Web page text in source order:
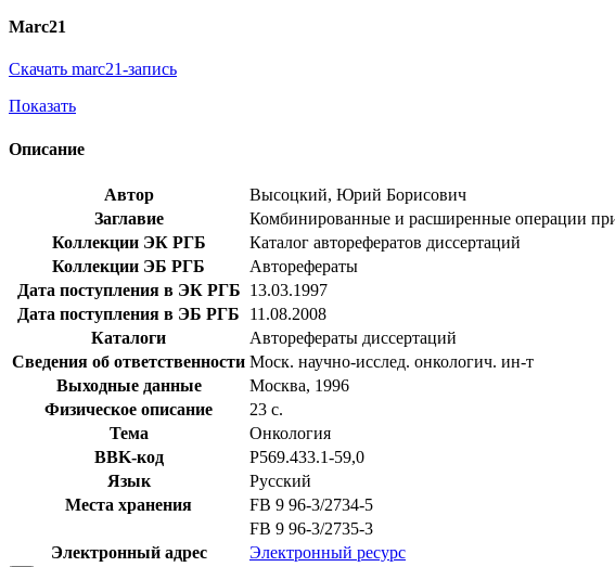
Marc21
Скачать marc21-запись
Показать
Описание
Автор
Высоцкий, Юрий Борисович
Заглавие
Комбинированные и расширенные операции
Коллекции ЭК РГБ
Каталог авторефератов диссертаций
Коллекции ЭБ РГБ
Авторефераты
Дата поступления в ЭК РГБ 13.03.1997
Дата поступления в ЭБ РГБ
11.08.2008
Каталоги
Авторефераты диссертаций
Сведения об ответственности Моск. научно-исслед. онкологич. ин-т
Выходные данные
Москва, 1996
Физическое описание
23 с.
Тема
Онкология
BBK-код
Р569.433.1-59,0
Язык
Русский
Места хранения
FB 9 96-3/2734-5
FB 9 96-3/2735-3
Электронный адрес
Электронный ресурс